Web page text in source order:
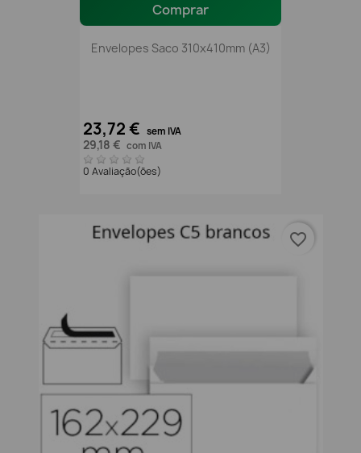
Comprar
Envelopes Saco 310x410mm (A3)
23,72 € sem IVA
29,18 € com IVA
0 Avaliação(ões)
favorite_border